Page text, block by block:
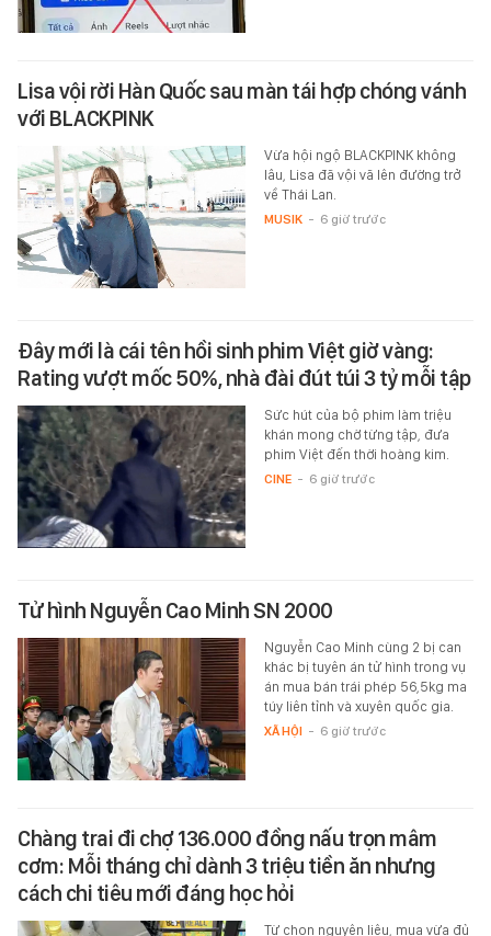
Lisa vội rời Hàn Quốc sau màn tái hợp chóng vánh
với BLACKPINK
Vừa hội ngộ BLACKPINK không
lâu, Lisa đã vội vã lên đường trở
về Thái Lan.
MUSIK - 6 giờ trước
Đây mới là cái tên hồi sinh phim Việt giờ vàng:
Rating vượt mốc 50%, nhà đài đút túi 3 tỷ mỗi tập
Sức hút của bộ phim làm triệu
khán mong chờ từng tập, đưa
phim Việt đến thời hoàng kim.
CINE - 6 giờ trước
Tử hình Nguyễn Cao Minh SN 2000
Nguyễn Cao Minh cùng 2 bị can
khác bị tuyên án tử hình trong vụ
án mua bán trái phép 56,5kg ma
túy liên tỉnh và xuyên quốc gia.
XÃ HỘI - 6 giờ trước
Chàng trai đi chợ 136.000 đồng nấu trọn mâm
cơm: Mỗi tháng chỉ dành 3 triệu tiền ăn nhưng
cách chi tiêu mới đáng học hỏi
Từ chọn nguyên liệu, mua vừa đủ